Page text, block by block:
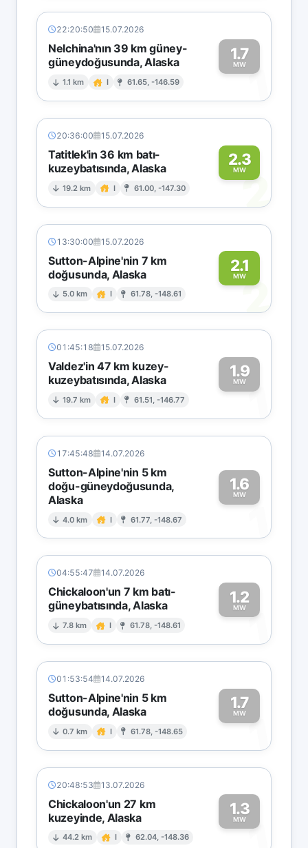
22:20:50 15.07.2026
Nelchina'nın 39 km güney-
güneydoğusunda, Alaska
1.1 km I 61.65, -146.59
1.7
MW1
20:36:00 15.07.2026
Tatitlek'in 36 km batı-
kuzeybatısında, Alaska
19.2 km I 61.00, -147.30
2.3
MW2
13:30:00 15.07.2026
Sutton-Alpine'nin 7 km
doğusunda, Alaska
5.0 km I 61.78, -148.61
2.1
MW2
01:45:18 15.07.2026
Valdez'in 47 km kuzey-
kuzeybatısında, Alaska
19.7 km I 61.51, -146.77
1.9
MW1
17:45:48 14.07.2026
Sutton-Alpine'nin 5 km
doğu-güneydoğusunda,
Alaska
4.0 km I 61.77, -148.67
1.6
MW
1
04:55:47 14.07.2026
Chickaloon'un 7 km batı-
güneybatısında, Alaska
7.8 km I 61.78, -148.61
1.2
MW1
01:53:54 14.07.2026
Sutton-Alpine'nin 5 km
doğusunda, Alaska
0.7 km I 61.78, -148.65
1.7
MW1
20:48:53 13.07.2026
Chickaloon'un 27 km
kuzeyinde, Alaska
44.2 km I 62.04, -148.36
1.3
MW